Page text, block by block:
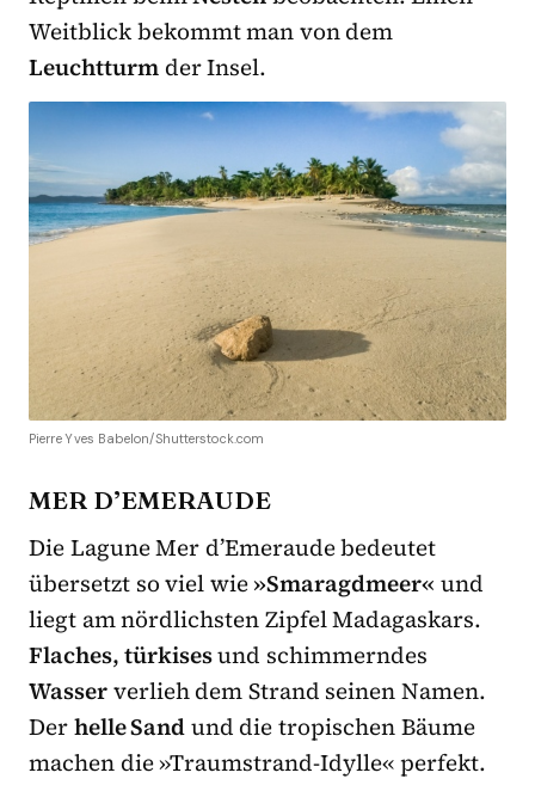
Weitblick bekommt man von dem
Leuchtturm der Insel.
Pierre Yves Babelon/Shutterstock.com
MER D’EMERAUDE
Die Lagune Mer d’Emeraude bedeutet
übersetzt so viel wie»Smaragdmeer« und
liegt am nördlichsten Zipfel Madagaskars.
Flaches, türkisesund schimmerndes
Wasserverlieh dem Strand seinen Namen.
Derhelle Sandund die tropischen Bäume
machen die »Traumstrand-Idylle« perfekt.